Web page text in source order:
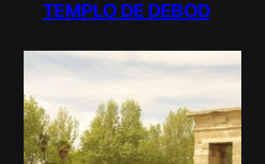
TEMPLO DE DEBOD